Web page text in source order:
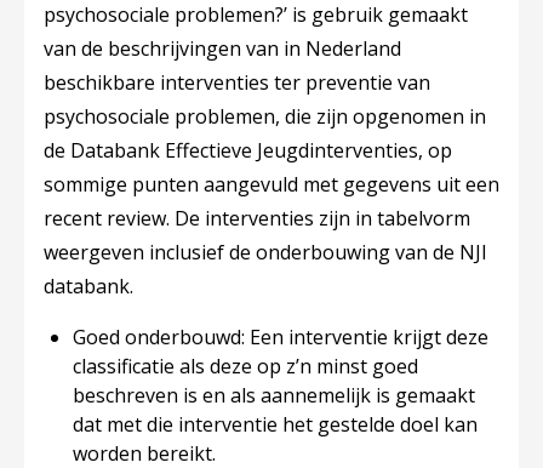
psychosociale problemen?’ is gebruik gemaakt
van de beschrijvingen van in Nederland
beschikbare interventies ter preventie van
psychosociale problemen, die zijn opgenomen in
de Databank Effectieve Jeugdinterventies, op
sommige punten aangevuld met gegevens uit een
recent review. De interventies zijn in tabelvorm
weergeven inclusief de onderbouwing van de NJI
databank.
Goed onderbouwd: Een interventie krijgt deze
classificatie als deze op z’n minst goed
beschreven is en als aannemelijk is gemaakt
dat met die interventie het gestelde doel kan
worden bereikt.